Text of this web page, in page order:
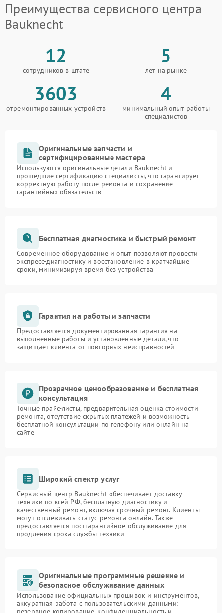
Преимущества сервисного центра
Bauknecht
12
сотрудников в штате
5
лет на рынке
3603
отремонтированных устройств
4
минимальный опыт работы
специалистов
Оригинальные запчасти и
сертифицированные мастера
Используются оригинальные детали Bauknecht и
прошедшие сертификацию специалисты, что гарантирует
корректную работу после ремонта и сохранение
гарантийных обязательств
Бесплатная диагностика и быстрый ремонт
Современное оборудование и опыт позволяют провести
экспресс-диагностику и восстановление в кратчайшие
сроки, минимизируя время без устройства
Гарантия на работы и запчасти
Предоставляется документированная гарантия на
выполненные работы и установленные детали, что
защищает клиента от повторных неисправностей
Прозрачное ценообразование и бесплатная
консультация
Точные прайс-листы, предварительная оценка стоимости
ремонта, отсутствие скрытых платежей и возможность
бесплатной консультации по телефону или онлайн на
сайте
Широкий спектр услуг
Сервисный центр Bauknecht обеспечивает доставку
техники по всей РФ, бесплатную диагностику и
качественный ремонт, включая срочный ремонт. Клиенты
могут отслеживать статус ремонта онлайн. Также
предоставляется постгарантийное обслуживание для
продления срока службы техники
Оригинальные программные решение и
безопасное обслуживание данных
Использование официальных прошивок и инструментов,
аккуратная работа с пользовательскими данными:
резервное копирование, конфиденциальность и